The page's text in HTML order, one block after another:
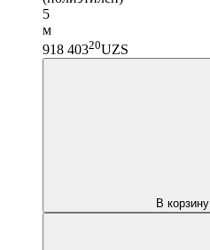
5
м
918 40320UZS
В корзину